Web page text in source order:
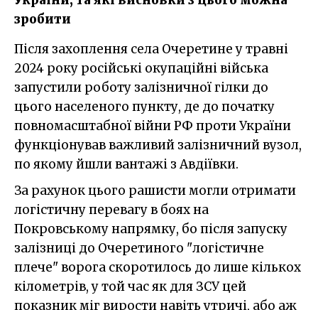
зробити
Після захоплення села Очеретине у травні
2024 року російські окупаційні війська
запустили роботу залізничної гілки до
цього населеного пункту, де до початку
повномасштабної війни РФ проти України
функціонував важливий залізничний вузол,
по якому йшли вантажі з Авдіївки.
За рахунок цього рашисти могли отримати
логістичну перевагу в боях на
Покровському напрямку, бо після запуску
залізниці до Очеретиного "логістичне
плече" ворога скоротилось до лише кількох
кілометрів, у той час як для ЗСУ цей
показник міг вирости навіть утричі, або аж